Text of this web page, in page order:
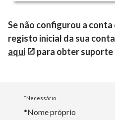
Se não configurou a
registo inicial da sua
aqui
para obter suporte
*Necessário
*Nomepróprio